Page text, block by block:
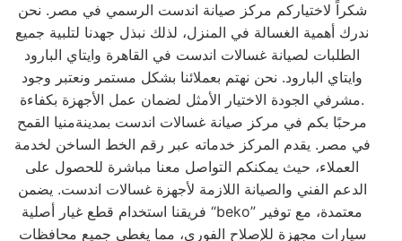
شكراً لاختياركم مركز صيانة اندست الرسمي في مصر. نحن
ندرك أهمية الغسالة في المنزل، لذلك نبذل جهدنا لتلبية جميع
الطلبات لصيانة غسالات اندست في القاهرة وايتاي البارود
وايتاي البارود. نحن نهتم بعملائنا بشكل مستمر ونعتبر وجود
مشرفي الجودة الاختيار الأمثل لضمان عمل الأجهزة بكفاءة.
مرحبًا بكم في مركز صيانة غسالات اندست بمدينةمنيا القمح
في مصر. يقدم المركز خدماته عبر رقم الخط الساخن لخدمة
العملاء، حيث يمكنكم التواصل معنا مباشرة للحصول على
الدعم الفني والصيانة اللازمة لأجهزة غسالات اندست. يضمن
فريقنا استخدام قطع غيار أصلية “beko” معتمدة، مع توفير
سيارات مجهزة للإصلاح الفوري، مما يغطي جميع محافظات